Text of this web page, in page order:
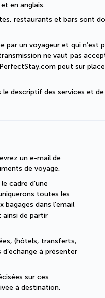
en anglais.
restaurants et bars sont
un voyageur et qui
ne vaut pas
peut sur
descriptif des services et
un e-mail de
de voyage.
cadre d’une
toutes les
bagages dans l'email
de partir
(hôtels, transferts,
à présenter
sur ces
à destination.